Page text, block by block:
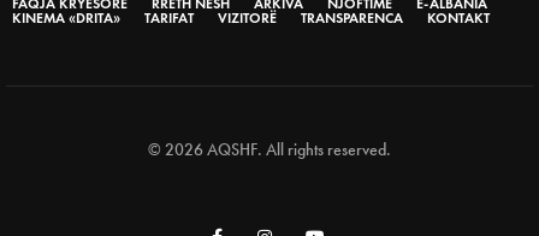
KINEMA «DRITA»
TARIFAT VIZITORË TRANSPARENCA KONTAKT
© 2026 AQSHF. All rights reserved.